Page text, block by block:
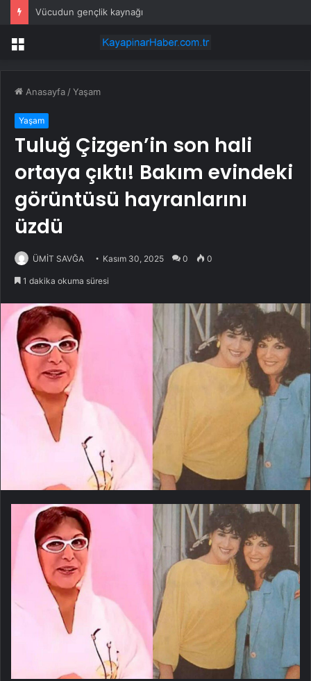
Esnaf odalarından ortak açıklama
Menü
Anasayfa /Yaşam
Yaşam
Tuluğ Çizgen’in son hali
ortaya çıktı! Bakım evindeki
görüntüsü hayranlarını
üzdü
ÜMİT SAVĞA Kasım 30, 2025 0 0
1 dakika okuma süresi